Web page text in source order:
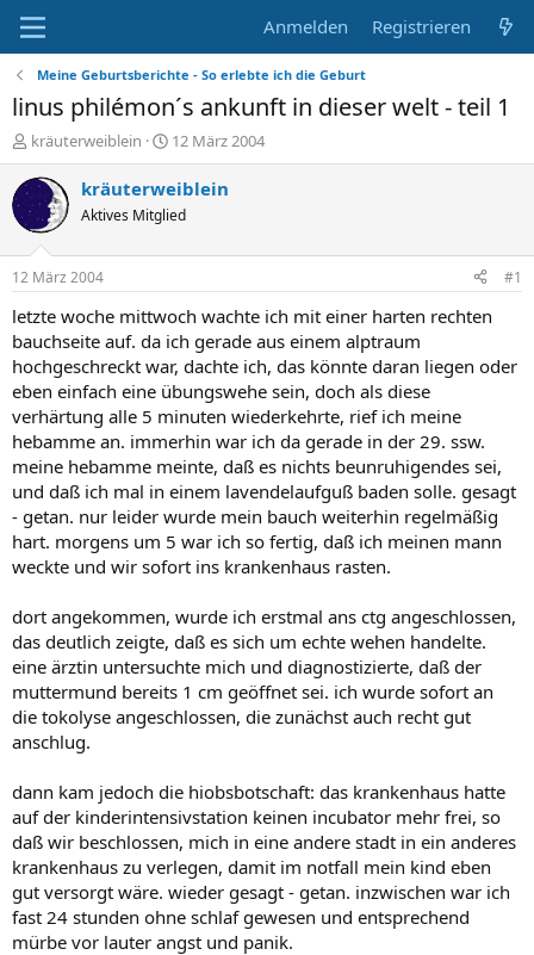
Anmelden Registrieren
Meine Geburtsberichte - So erlebte ich die Geburt
linus philémon´s ankunft in dieser welt - teil 1
E
r
s
t
e
e
r
kräuterweiblein
E
r
s
e
t
a
m
12 März 2004
kräuterweiblein
Aktives Mitglied
12 März 2004 #1
letzte woche mittwoch wachte ich mit einer harten rechten
bauchseite auf. da ich gerade aus einem alptraum
hochgeschreckt war, dachte ich, das könnte daran liegen oder
eben einfach eine übungswehe sein, doch als diese
verhärtung alle 5 minuten wiederkehrte, rief ich meine
hebamme an. immerhin war ich da gerade in der 29. ssw.
meine hebamme meinte, daß es nichts beunruhigendes sei,
und daß ich mal in einem lavendelaufguß baden solle. gesagt
- getan. nur leider wurde mein bauch weiterhin regelmäßig
hart. morgens um 5 war ich so fertig, daß ich meinen mann
weckte und wir sofort ins krankenhaus rasten.
dort angekommen, wurde ich erstmal ans ctg angeschlossen,
das deutlich zeigte, daß es sich um echte wehen handelte.
eine ärztin untersuchte mich und diagnostizierte, daß der
muttermund bereits 1 cm geöffnet sei. ich wurde sofort an
die tokolyse angeschlossen, die zunächst auch recht gut
anschlug.
dann kam jedoch die hiobsbotschaft: das krankenhaus hatte
auf der kinderintensivstation keinen incubator mehr frei, so
daß wir beschlossen, mich in eine andere stadt in ein anderes
krankenhaus zu verlegen, damit im notfall mein kind eben
gut versorgt wäre. wieder gesagt - getan. inzwischen war ich
fast 24 stunden ohne schlaf gewesen und entsprechend
mürbe vor lauter angst und panik.